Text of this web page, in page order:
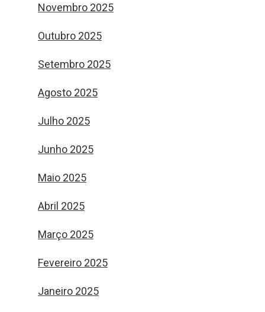
Novembro 2025
Outubro 2025
Setembro 2025
Agosto 2025
Julho 2025
Junho 2025
Maio 2025
Abril 2025
Março 2025
Fevereiro 2025
Janeiro 2025